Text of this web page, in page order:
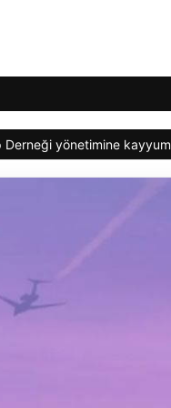
oynanış videosu 27 Ağus